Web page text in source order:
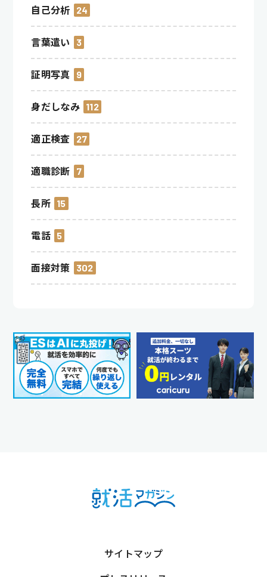
自己分析 24
言葉遣い 3
証明写真 9
身だしなみ 112
適正検査 27
適職診断 7
長所 15
電話 5
面接対策 302
サイトマップ